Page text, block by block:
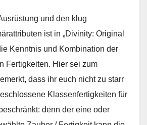
und den klug
ist in „Divinity: Original
Kenntnis und Kombination der
Fertigkeiten. Hier sei zum
dass ihr euch nicht zu starr
Klassenfertigkeiten für
denn der eine oder